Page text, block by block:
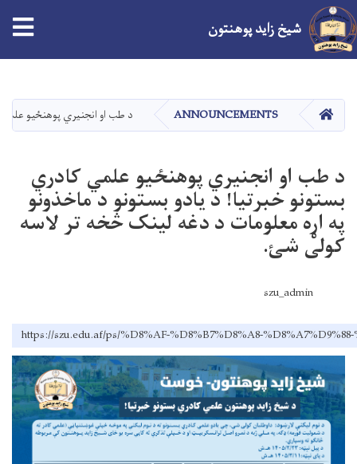
دانګل
شیخ زاید پوهنتون
کور ANNOUNCEMENTS د طب او انجنيري پوهنځيو
د طب او انجنيري پوهنځيو علمي کادري
بستونو خبرتيا! د يادو بستونو د ماخذونو
په اړه معلومات د دغه لينک څخه تر لاسه
کولی شئ.
szu_admin
https://szu.edu.af/ps/%D8%AF-%D8%B7%D8%A8-